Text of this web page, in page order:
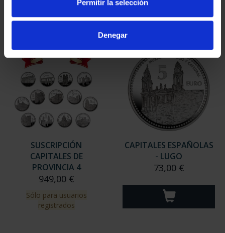
Permitir la selección
Denegar
Sólo para usuarios
registrados
Sólo para usuarios
registrados
SUSCRIPCIÓN
CAPITALES DE
PROVINCIA 4
949,00 €
Sólo para usuarios
registrados
CAPITALES ESPAÑOLAS
- LUGO
73,00 €